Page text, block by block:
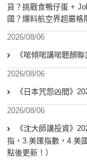
貨？挑戰食鴨仔蛋 +
國？爆料航空界超嚴
2026/08/06
《啱傾啱講啱聽顏
2026/08/06
《日本咒怨凶間》
2026/08/06
《沈大師講投資》
指，3.美匯指數，4.美
點後更新！）